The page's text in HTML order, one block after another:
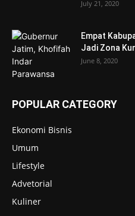
July 21, 2020
Empat
Jadi Zona
June 8, 2020
POPULAR CATEGORY
Ekonomi Bisnis
Umum
Lifestyle
Advetorial
Kuliner